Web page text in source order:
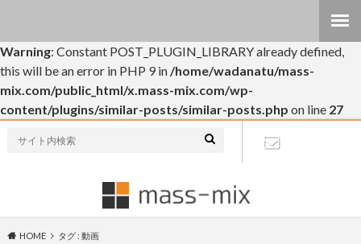
Warning: Constant POST_PLUGIN_LIBRARY already defined,
this will be an error in PHP 9 in/home/wadanatu/mass-
mix.com/public_html/x.mass-mix.com/wp-
content/plugins/similar-posts/similar-posts.php on line 27
せ
HOME タグ : 動画